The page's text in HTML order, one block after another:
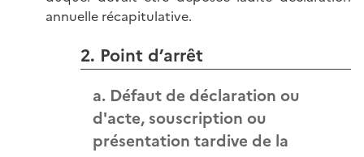
annuelle récapitulative.
2. Point d’arrêt
a. Défaut de déclaration ou
d'acte, souscription ou
présentation tardive de la